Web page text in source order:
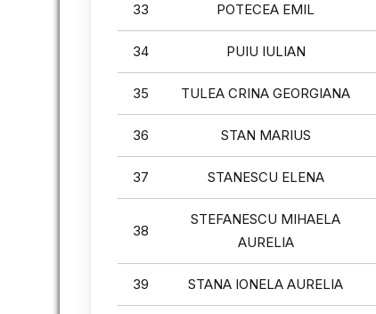
33 POTECEA EMIL
34 PUIU IULIAN
35 TULEA CRINA GEORGIANA
36 STAN MARIUS
37 STANESCU ELENA
38
STEFANESCU MIHAELA
AURELIA
39 STANA IONELA AURELIA